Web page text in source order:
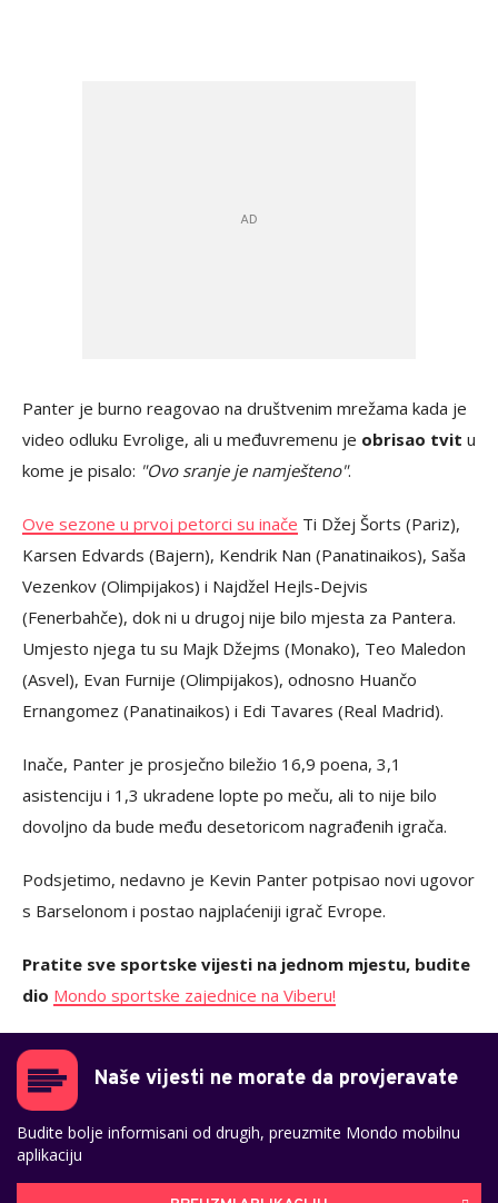
Panter je burno reagovao na društvenim mrežama kada je
video odluku Evrolige, ali u međuvremenu je obrisao tvit u
kome je pisalo: "Ovo sranje je namješteno".
Ove sezone u prvoj petorci su inače Ti Džej Šorts (Pariz),
Karsen Edvards (Bajern), Kendrik Nan (Panatinaikos), Saša
Vezenkov (Olimpijakos) i Najdžel Hejls-Dejvis
(Fenerbahče), dok ni u drugoj nije bilo mjesta za Pantera.
Umjesto njega tu su Majk Džejms (Monako), Teo Maledon
(Asvel), Evan Furnije (Olimpijakos), odnosno Huančo
Ernangomez (Panatinaikos) i Edi Tavares (Real Madrid).
Inače, Panter je prosječno biležio 16,9 poena, 3,1
asistenciju i 1,3 ukradene lopte po meču, ali to nije bilo
dovoljno da bude među desetoricom nagrađenih igrača.
Podsjetimo, nedavno je Kevin Panter potpisao novi ugovor
s Barselonom i postao najplaćeniji igrač Evrope.
Pratite sve sportske vijesti na jednom mjestu, budite
dio Mondo sportske zajednice na Viberu!
Naše vijesti ne morate da provjeravate
Budite bolje informisani od drugih, preuzmite Mondo mobilnu
aplikaciju